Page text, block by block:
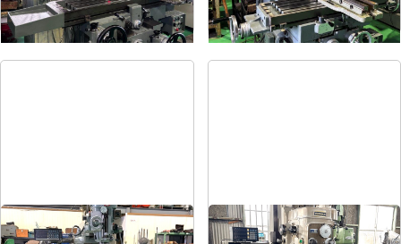
年 式- 年 式-
#1.5ラムフライス盤 #2立フライス盤